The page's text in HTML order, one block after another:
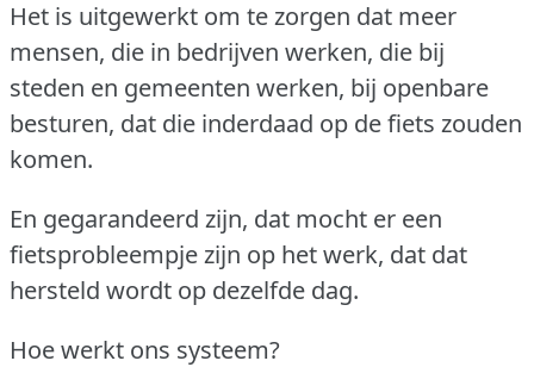
Het is uitgewerkt om te zorgen dat meer
mensen, die in bedrijven werken, die bij
steden en gemeenten werken, bij openbare
besturen, dat die inderdaad op de fiets zouden
komen.
En gegarandeerd zijn, dat mocht er een
fietsprobleempje zijn op het werk, dat dat
hersteld wordt op dezelfde dag.
Hoe werkt ons systeem?